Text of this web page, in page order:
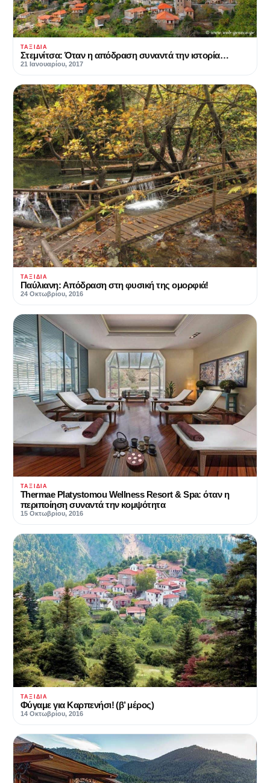
ΤΑΞΊΔΙΑ
Στεμνίτσα: Όταν η απόδραση συναντά την ιστορία…
21 Ιανουαρίου, 2017
ΤΑΞΊΔΙΑ
Παύλιανη: Απόδραση στη φυσική της ομορφιά!
24 Οκτωβρίου, 2016
ΤΑΞΊΔΙΑ
Thermae Platystomou Wellness Resort & Spa: όταν η
περιποίηση συναντά την κομψότητα
15 Οκτωβρίου, 2016
ΤΑΞΊΔΙΑ
Φύγαμε για Καρπενήσι! (β’ μέρος)
14 Οκτωβρίου, 2016